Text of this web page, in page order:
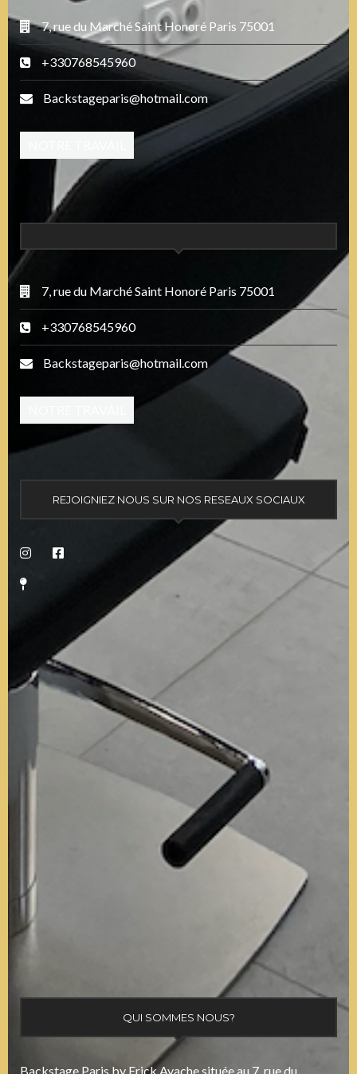
7, rue du Marché Saint Honoré Paris 75001
+330768545960
Backstageparis@hotmail.com
7, rue du Marché Saint Honoré Paris 75001
+330768545960
Backstageparis@hotmail.com
REJOIGNIEZ NOUS SUR NOS RESEAUX SOCIAUX
QUI SOMMES NOUS?
Backstage Paris by Erick Ayache située au 7, rue du